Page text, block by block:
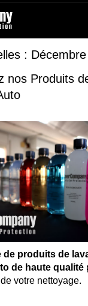
:
nos Produits
de produits de
de haute qualité
votre nettoyage.